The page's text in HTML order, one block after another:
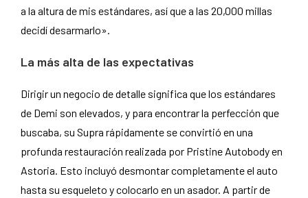
a la altura de mis estándares, así que a las 20,000 millas
decidí desarmarlo».
La más alta de las expectativas
Dirigir un negocio de detalle significa que los estándares
de Demi son elevados, y para encontrar la perfección que
buscaba, su Supra rápidamente se convirtió en una
profunda restauración realizada por Pristine Autobody en
Astoria. Esto incluyó desmontar completamente el auto
hasta su esqueleto y colocarlo en un asador. A partir de